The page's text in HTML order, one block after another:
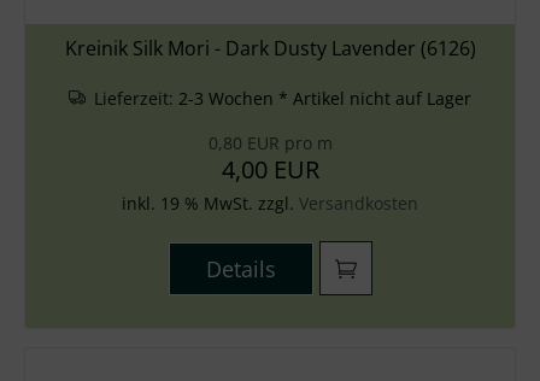
Kreinik Silk Mori - Dark Dusty Lavender (6126)
Lieferzeit: 2-3 Wochen * Artikel nicht auf Lager
0,80 EUR pro m
4,00 EUR
inkl. 19 % MwSt. zzgl. Versandkosten
Details